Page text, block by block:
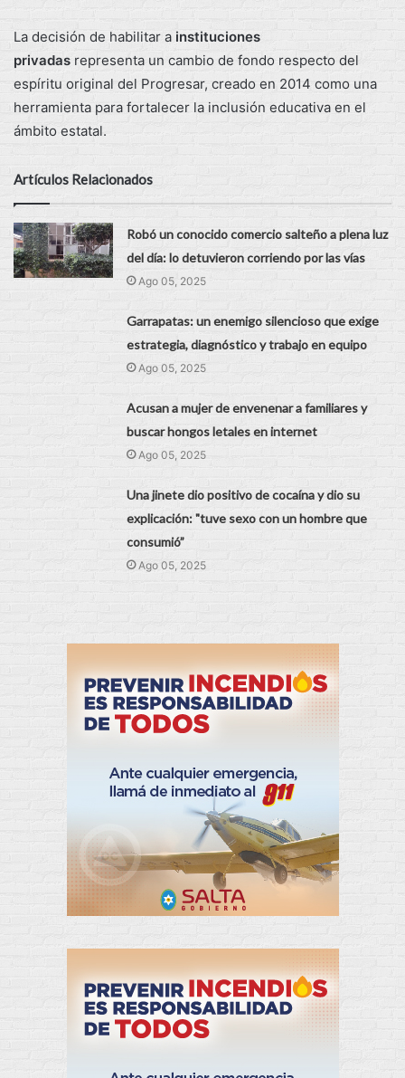
La decisión de habilitar a instituciones
privadas representa un cambio de fondo respecto del
espíritu original del Progresar, creado en 2014 como una
herramienta para fortalecer la inclusión educativa en el
ámbito estatal.
Artículos Relacionados
Robó un conocido comercio salteño a plena luz
del día: lo detuvieron corriendo por las vías
Ago 05, 2025
Garrapatas: un enemigo silencioso que exige
estrategia, diagnóstico y trabajo en equipo
Ago 05, 2025
Acusan a mujer de envenenar a familiares y
buscar hongos letales en internet
Ago 05, 2025
Una jinete dio positivo de cocaína y dio su
explicación: "tuve sexo con un hombre que
consumió”
Ago 05, 2025